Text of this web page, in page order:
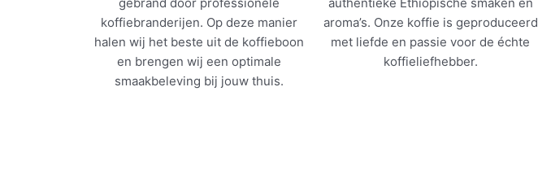
koffiebranderijen. Op deze manier
halen wij het beste uit de koffieboon
en brengen wij een optimale
smaakbeleving bij jouw thuis.
aroma’s. Onze koffie is geproduceerd
met liefde en passie voor de échte
koffieliefhebber.